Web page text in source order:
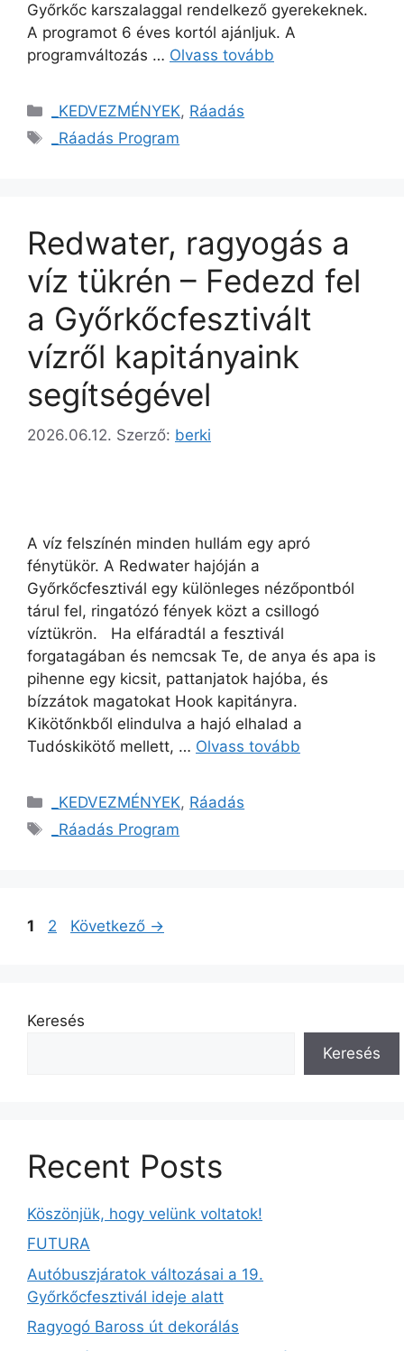
Győrkőc karszalaggal rendelkező gyerekeknek.
A programot 6 éves kortól ajánljuk. A
programváltozás … Olvass tovább
_KEDVEZMÉNYEK, Ráadás
_Ráadás Program
Redwater, ragyogás a
víz tükrén – Fedezd fel
a Győrkőcfesztivált
vízről kapitányaink
segítségével
2026.06.12. Szerző: berki
A víz felszínén minden hullám egy apró
fénytükör. A Redwater hajóján a
Győrkőcfesztivál egy különleges nézőpontból
tárul fel, ringatózó fények közt a csillogó
víztükrön. Ha elfáradtál a fesztivál
forgatagában és nemcsak Te, de anya és apa is
pihenne egy kicsit, pattanjatok hajóba, és
bízzátok magatokat Hook kapitányra.
Kikötőnkből elindulva a hajó elhalad a
Tudóskikötő mellett, … Olvass tovább
_KEDVEZMÉNYEK, Ráadás
_Ráadás Program
1 2 Következő →
Keresés
Keresés
Recent Posts
Köszönjük, hogy velünk voltatok!
FUTURA
Autóbuszjáratok változásai a 19.
Győrkőcfesztivál ideje alatt
Ragyogó Baross út dekorálás